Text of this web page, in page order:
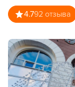
4.792 отзыва